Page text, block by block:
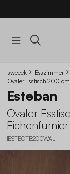
sweeek Esszimmer
Ovaler Esstisch 200
Esteban
Ovaler
IESTEOTB200WAL